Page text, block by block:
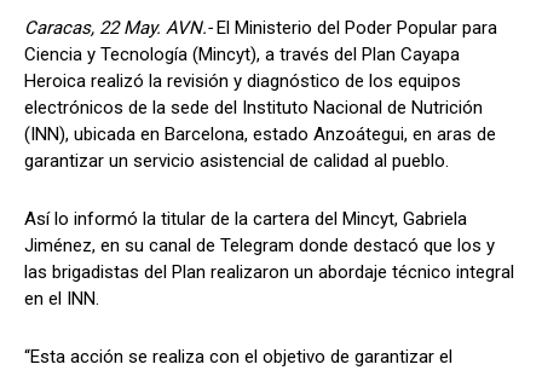
Caracas, 22 May. AVN.-El Ministerio del Poder Popular para
Ciencia y Tecnología (Mincyt), a través del Plan Cayapa
Heroica realizó la revisión y diagnóstico de los equipos
electrónicos de la sede del Instituto Nacional de Nutrición
(INN), ubicada en Barcelona, estado Anzoátegui, en aras de
garantizar un servicio asistencial de calidad al pueblo.
Así lo informó la titular de la cartera del Mincyt, Gabriela
Jiménez, en su canal de Telegram donde destacó que los y
las brigadistas del Plan realizaron un abordaje técnico integral
en el INN.
“Esta acción se realiza con el objetivo de garantizar el